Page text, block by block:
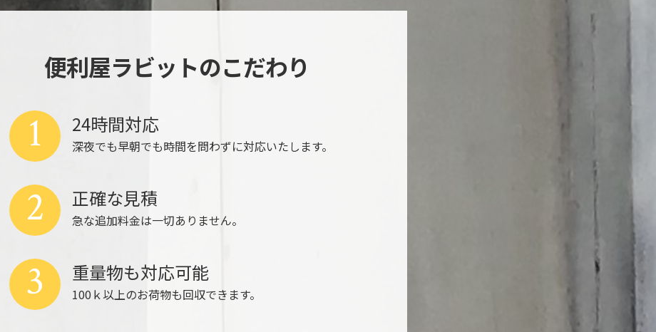
便利屋ラビットのこだわり
24時間対応
深夜でも早朝でも時間を問わずに対応いたします。
1
正確な見積
急な追加料金は一切ありません。
2
重量物も対応可能
100ｋ以上のお荷物も回収できます。
3